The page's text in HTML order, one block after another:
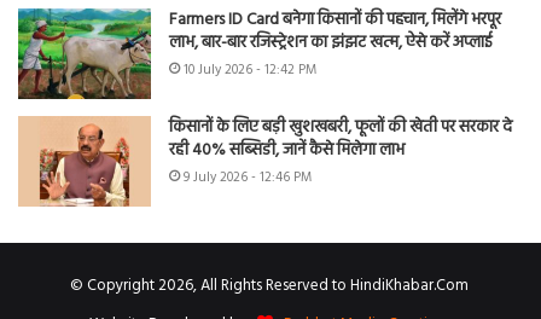
Farmers ID Card बनेगा किसानों की पहचान, मिलेंगे भरपूर
लाभ, बार-बार रजिस्ट्रेशन का झंझट खत्म, ऐसे करें अप्लाई
10 July 2026 - 12:42 PM
किसानों के लिए बड़ी खुशखबरी, फूलों की खेती पर सरकार दे
रही 40% सब्सिडी, जानें कैसे मिलेगा लाभ
9 July 2026 - 12:46 PM
© Copyright 2026, All Rights Reserved to HindiKhabar.Com